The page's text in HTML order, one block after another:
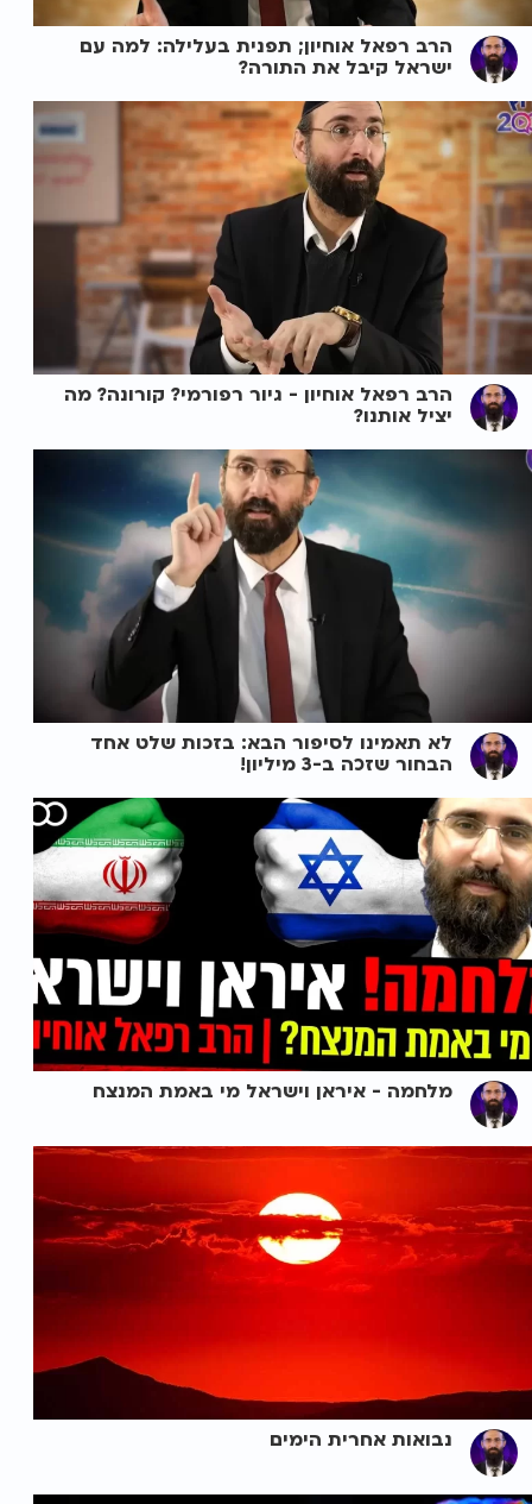
הרב רפאל אוחיון; תפנית בעלילה: למה עם
ישראל קיבל את התורה?
הרב רפאל אוחיון - גיור רפורמי? קורונה? מה
יציל אותנו?
לא תאמינו לסיפור הבא: בזכות שלט אחד
הבחור שזכה ב-3 מיליון!
מלחמה - איראן וישראל מי באמת המנצח
נבואות אחרית הימים